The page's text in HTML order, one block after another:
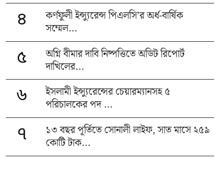
৪
কর্ণফুলী ইন্স্যুরেন্স পিএলসি’র অর্ধ-বার্ষিক
সম্মেল...
৫
অগ্নি বীমার দাবি নিষ্পত্তিতে অডিট রিপোর্ট
দাখিলের...
৬
ইসলামী ইন্স্যুরেন্সের চেয়ারম্যানসহ ৫
পরিচালকের পদ ...
৭
১৩ বছর পূর্তিতে সোনালী লাইফ, সাত মাসে ২৫৯
কোটি টাক...